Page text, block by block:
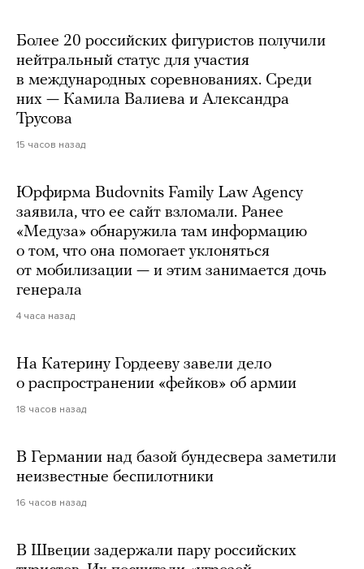
Более 20 российских фигуристов получили
нейтральный статус для участия
в международных соревнованиях. Среди
них — Камила Валиева и Александра
Трусова
15 часов назад
Юрфирма Budovnits Family Law Agency
заявила, что ее сайт взломали. Ранее
«Медуза» обнаружила там информацию
о том, что она помогает уклоняться
от мобилизации — и этим занимается дочь
генерала
4 часа назад
На Катерину Гордееву завели дело
о распространении «фейков» об армии
18 часов назад
В Германии над базой бундесвера заметили
неизвестные беспилотники
16 часов назад
В Швеции задержали пару российских